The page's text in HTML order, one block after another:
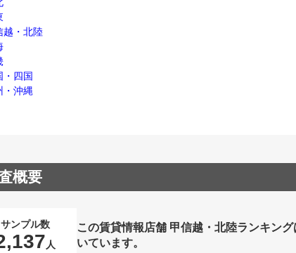
越・北陸
・四国
・沖縄
概要
サンプル数
人
この賃貸情報店舗 甲信越・北陸ランキン
いています。